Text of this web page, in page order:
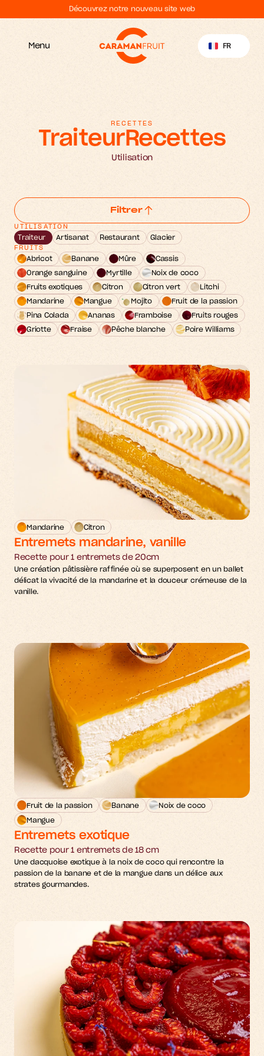
Découvrez notre nouveau site web
Select Language
FR
Menu
RECETTES
TraiteurRecettes
Utilisation
Filtrer
UTILISATION
Traiteur Artisanat Restaurant Glacier
FRUITS
Abricot Banane Mûre
Cassis
Orange sanguine
Myrtille
Noix de coco
Fruits exotiques
Citron Citron vert
Litchi
Mandarine
Mangue Mojito
Fruit de la passion
Pina Colada
Ananas Framboise
Fruits rouges
Griotte
Fraise Pêche blanche Poire Williams
Mandarine Citron
Entremets mandarine, vanille
Recette pour 1 entremets de 20cm
Une création pâtissière raffinée où se superposent en un ballet
délicat la vivacité de la mandarine et la douceur crémeuse de la
vanille.
Fruit de la passion Banane Noix de coco
Mangue
Entremets exotique
Recette pour 1 entremets de 18 cm
Une dacquoise exotique à la noix de coco qui rencontre la
passion de la banane et de la mangue dans un délice aux
strates gourmandes.